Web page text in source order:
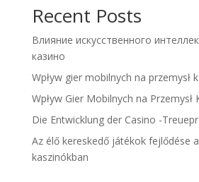
Recent Posts
Влияние искусственного
казино
Wpływ gier mobilnych na przemysł
Wpływ Gier Mobilnych na Przemysł
Die Entwicklung der Casino -
Az élő kereskedő játékok fejlődése
kaszinókban